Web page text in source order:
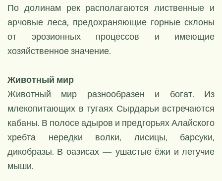
По долинам рек располагаются лиственные и
арчовые леса, предохраняющие горные склоны
от эрозионных процессов и имеющие
хозяйственное значение.
Животный мир
Животный мир разнообразен и богат. Из
млекопитающих в тугаях Сырдарьи встречаются
кабаны. В полосе адыров и предгорьях Алайского
хребта нередки волки, лисицы, барсуки,
дикобразы. В оазисах — ушастые ёжи и летучие
мыши.